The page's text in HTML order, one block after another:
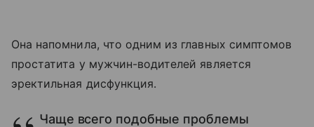
Она напомнила, что одним из главных симптомов
простатита у мужчин-водителей является
эректильная дисфункция.
Чаще всего подобные проблемы